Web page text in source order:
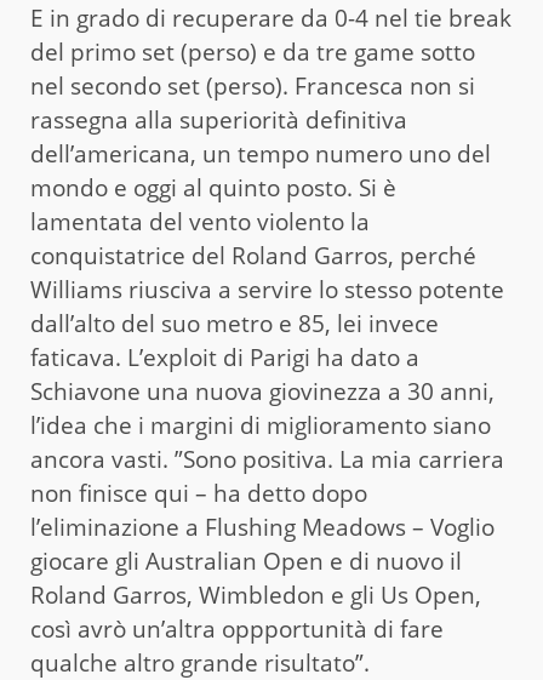
E in grado di recuperare da 0-4 nel tie break
del primo set (perso) e da tre game sotto
nel secondo set (perso). Francesca non si
rassegna alla superiorità definitiva
dell’americana, un tempo numero uno del
mondo e oggi al quinto posto. Si è
lamentata del vento violento la
conquistatrice del Roland Garros, perché
Williams riusciva a servire lo stesso potente
dall’alto del suo metro e 85, lei invece
faticava. L’exploit di Parigi ha dato a
Schiavone una nuova giovinezza a 30 anni,
l’idea che i margini di miglioramento siano
ancora vasti. ”Sono positiva. La mia carriera
non finisce qui – ha detto dopo
l’eliminazione a Flushing Meadows – Voglio
giocare gli Australian Open e di nuovo il
Roland Garros, Wimbledon e gli Us Open,
così avrò un’altra oppportunità di fare
qualche altro grande risultato”.